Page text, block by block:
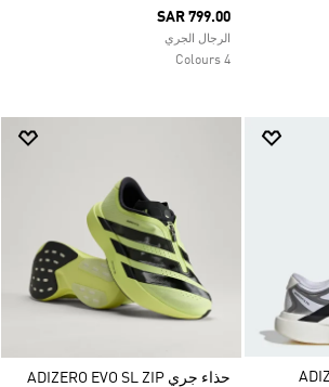
SAR 799.00
الرجال الجري
4 Colours
حذاء جري ADIZERO EVO SL ZIP